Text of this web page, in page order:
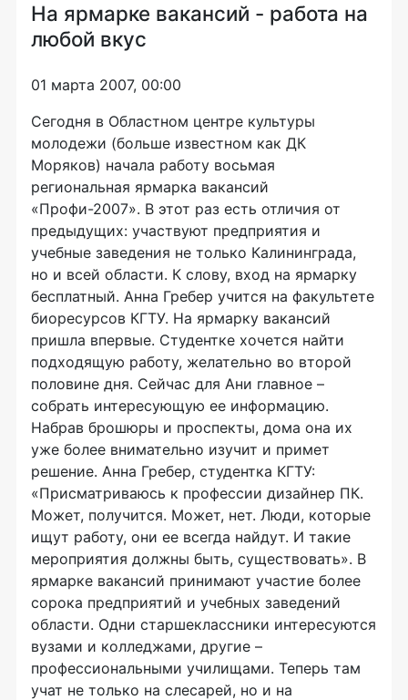
На ярмарке вакансий - работа на
любой вкус
01 марта 2007, 00:00
Сегодня в Областном центре культуры
молодежи (больше известном как ДК
Моряков) начала работу восьмая
региональная ярмарка вакансий
«Профи-2007». В этот раз есть отличия от
предыдущих: участвуют предприятия и
учебные заведения не только Калининграда,
но и всей области. К слову, вход на ярмарку
бесплатный. Анна Гребер учится на факультете
биоресурсов КГТУ. На ярмарку вакансий
пришла впервые. Студентке хочется найти
подходящую работу, желательно во второй
половине дня. Сейчас для Ани главное –
собрать интересующую ее информацию.
Набрав брошюры и проспекты, дома она их
уже более внимательно изучит и примет
решение. Анна Гребер, студентка КГТУ:
«Присматриваюсь к профессии дизайнер ПК.
Может, получится. Может, нет. Люди, которые
ищут работу, они ее всегда найдут. И такие
мероприятия должны быть, существовать». В
ярмарке вакансий принимают участие более
сорока предприятий и учебных заведений
области. Одни старшеклассники интересуются
вузами и колледжами, другие –
профессиональными училищами. Теперь там
учат не только на слесарей, но и на